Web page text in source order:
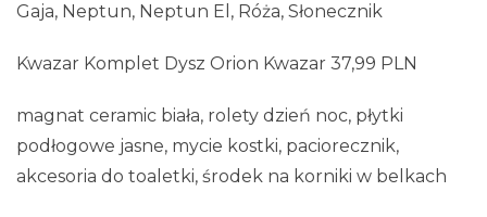
Gaja, Neptun, Neptun El, Róża, Słonecznik
Kwazar Komplet Dysz Orion Kwazar 37,99 PLN
magnat ceramic biała, rolety dzień noc, płytki
podłogowe jasne, mycie kostki, paciorecznik,
akcesoria do toaletki, środek na korniki w belkach